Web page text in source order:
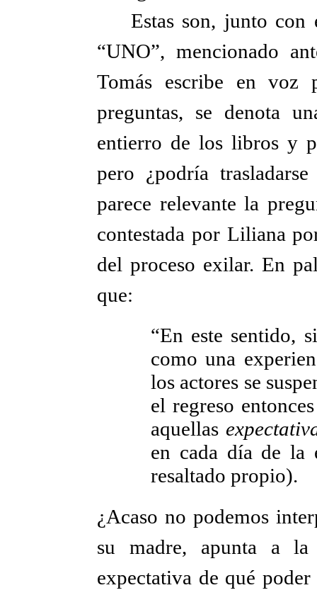
Estas son, junto
“UNO”, mencionado
Tomás escribe en
preguntas, se denota
entierro de los libros y
pero ¿podría
parece relevante la
contestada por Liliana
del proceso exilar. En
que:
“En este sentido,
como una
los actores se
el regreso
aquellas
en cada día de la
resaltado propio).
¿Acaso no podemos
su madre, apunta a
expectativa de qué poder